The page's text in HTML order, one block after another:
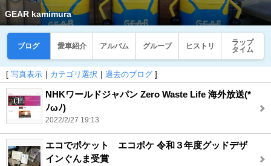
GEAR kamimura
ブログ 愛車紹介 アルバム グループ ヒストリ
ラップ
タイム
[ 写真表示 ｜ カテゴリ選択 ｜ 過去のブログ ]
NHKワールドジャパン Zero Waste Life 海外放送(*
ﾉωﾉ)
2022/2/27 19:13
エコでポケット エコポケ 令和３年度グッドデザ
インぐんま受賞